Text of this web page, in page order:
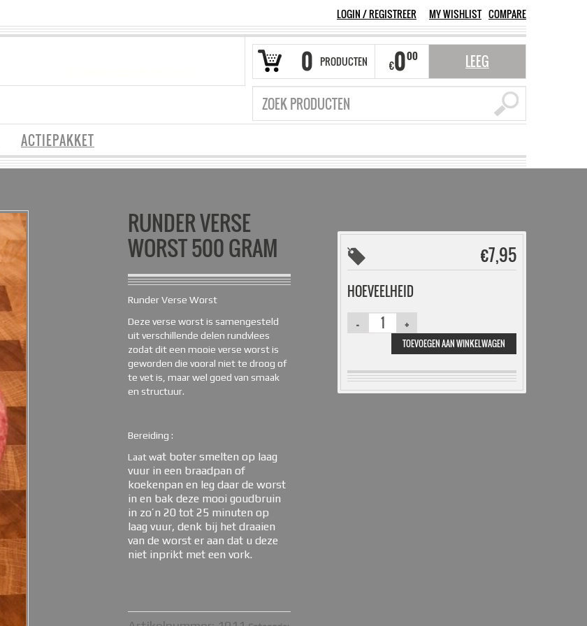
LOGIN/REGISTREER MY WISHLIST COMPARE
0 PRODUCTEN €000 LEEG
ACTIEPAKKET
RUNDER VERSE
WORST 500 GRAM
Runder Verse Worst
Deze verse worst is samengesteld
uit verschillende delen rundvlees
zodat dit een mooie verse worst is
geworden die vooral niet te droog of
te vet is, maar wel goed van smaak
en structuur.
Bereiding :
Laat wat boter smelten op laag
vuur in een braadpan of
koekenpan en leg daar de worst
in en bak deze mooi goudbruin
in zo’n 20 tot 25 minuten op
laag vuur, denk bij het draaien
van de worst er aan dat u deze
niet inprikt met een vork.
€7,95
HOEVEELHEID
TOEVOEGEN AAN WINKELWAGEN